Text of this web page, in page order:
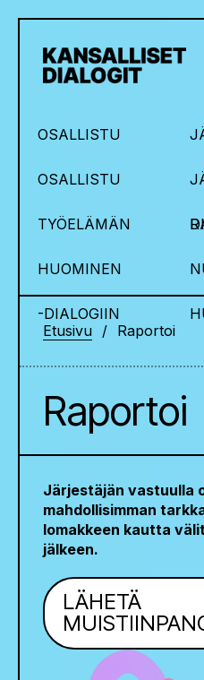
OSALLISTU
OSALLISTU
TYÖELÄMÄN
HUOMINEN
-DIALOGIIN
Etusivu Raportoi
Raportoi
Järjestäjän vastuulla
mahdollisimman
lomakkeen kautta
jälkeen.
LÄHETÄ